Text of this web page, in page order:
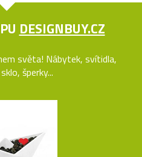
DESIGNBUY.CZ
světa! Nábytek, svítidla,
šperky...